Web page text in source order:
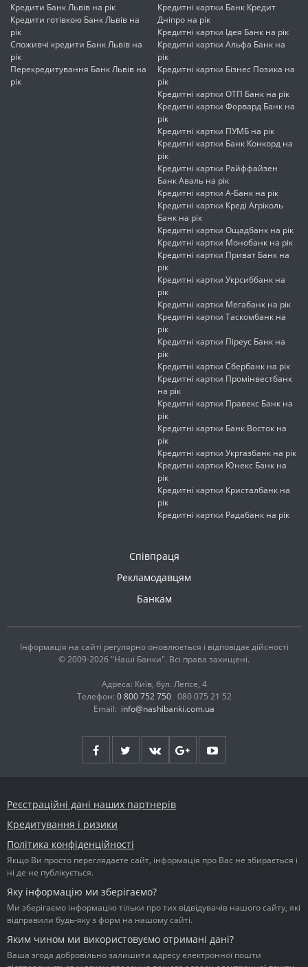
Кредити Банк Львів на рік
Кредити готівкою Банк Львів на
рік
Споживчі кредити Банк Львів на
рік
Перекредитування Банк Львів на
рік
Кредитні картки Банк Кредит
Дніпро на рік
Кредитні картки Ідея Банк на рік
Кредитні картки Альфа Банк на
рік
Кредитні картки Бізнес Позика на
рік
Кредитні картки ОТП Банк на рік
Кредитні картки Форвард Банк на
рік
Кредитні картки ПУМБ на рік
Кредитні картки Банк Конкорд на
рік
Кредитні картки Райффайзен
Банк Аваль на рік
Кредитні картки А-Банк на рік
Кредитні картки Креді Агріколь
Банк на рік
Кредитні картки Ощадбанк на рік
Кредитні картки Монобанк на рік
Кредитні картки Приват Банк на
рік
Кредитні картки Укрсиббанк на
рік
Кредитні картки Мегабанк на рік
Кредитні картки Таскомбанк на
рік
Кредитні картки Піреус Банк на
рік
Кредитні картки Сбербанк на рік
Кредитні картки Промінвестбанк
на рік
Кредитні картки Правекс Банк на
рік
Кредитні картки Банк Восток на
рік
Кредитні картки Укргазбанк на рік
Кредитні картки Юнекс Банк на
рік
Кредитні картки Кристалбанк на
рік
Кредитні картки Радабанк на рік
Співпраця
Рекламодавцям
Банкам
Інформація на сайті регулярно оновлюється і відповідає дійсності
© 2009-2026 "Наші Банки". Всі права захищені.
Адреса: Київ, бул. Лепсе, 4
Телефон: 0 800 752 750 080 075 21 52
Email: info@nashibanki.com.ua
Реєстраційні дані наших партнерів
Кредитування і ризики
Політика конфіденційності
Якщо Ви просто переглядаєте сайт, інформація про Вас не збирається і
ні де не публікується.
Яку інформацію ми зберігаємо?
Ми зберігаємо інформацію тільки про тих відвідувачів нашого сайту, які
відправили будь-яку з форм на нашому сайті.
Яким чином ми використовуємо отримані дані?
Ваша згода добровільно залишити адресу електронної пошти